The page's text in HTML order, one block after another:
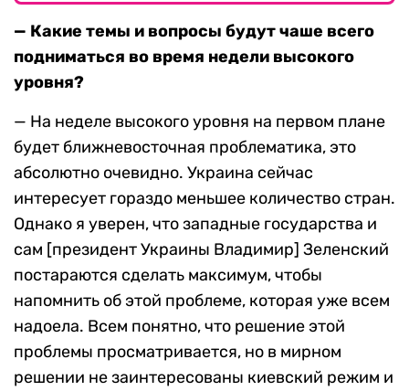
— Какие темы и вопросы будут чаше всего
подниматься во время недели высокого
уровня?
— На неделе высокого уровня на первом плане
будет ближневосточная проблематика, это
абсолютно очевидно. Украина сейчас
интересует гораздо меньшее количество стран.
Однако я уверен, что западные государства и
сам [президент Украины Владимир] Зеленский
постараются сделать максимум, чтобы
напомнить об этой проблеме, которая уже всем
надоела. Всем понятно, что решение этой
проблемы просматривается, но в мирном
решении не заинтересованы киевский режим и